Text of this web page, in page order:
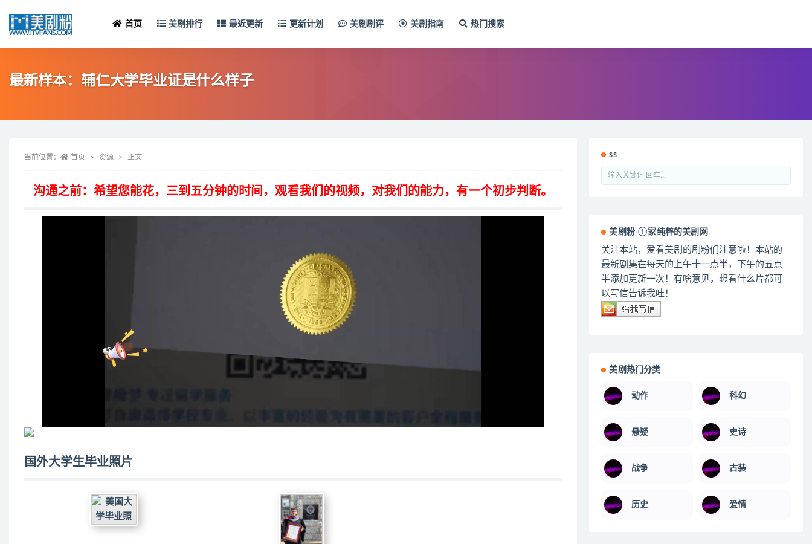
首页 美剧排行 最近更新 更新计划 美剧剧评 美剧指南 热门搜索
最新样本：辅仁大学毕业证是什么样子
当前位置： 首页 资源 正文
沟通之前：希望您能花，三到五分钟的时间，观看我们的视频，对我们的能力，有一个初步判断。
国外大学生毕业照片
ss
美剧粉-①家纯粹的美剧网
关注本站，爱看美剧的剧粉们注意啦！本站的
最新剧集在每天的上午十一点半，下午的五点
半添加更新一次！有啥意见，想看什么片都可
以写信告诉我哇！
美剧热门分类
动作 科幻
悬疑 史诗
战争 古装
历史 爱情